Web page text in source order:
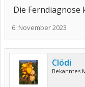
Die Ferndiagnose
6. November 2023
Clödi
Bekanntes